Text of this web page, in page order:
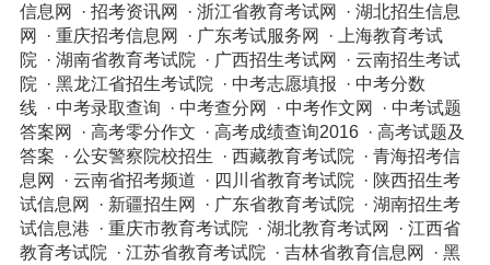
信息网
· 招考资讯网 · 浙江省教育考试网 · 湖北招生信息
网
· 重庆招考信息网 · 广东考试服务网 ·
上海教育考试
院 · 湖南省教育考试院 · 广西招生考试网 · 云南招生考试
院 · 黑龙江省招生考试院 · 中考志愿填报 · 中考分数
线 · 中考录取查询 · 中考查分网 · 中考作文网 · 中考试题
答案网
· 高考零分作文 · 高考成绩查询2016 · 高考试题及
答案 · 公安警察院校招生 · 西藏教育考试院 · 青海招考信
息网
· 云南省招考频道 · 四川省教育考试院 · 陕西招生考
试信息网
· 新疆招生网 · 广东省教育考试院 · 湖南招生考
试信息港 · 重庆市教育考试院 · 湖北教育考试网 · 江西省
教育考试院 · 江苏省教育考试院 · 吉林省教育信息网 · 黑